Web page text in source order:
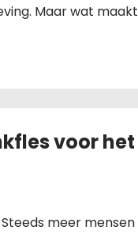
Maar wat maakt
voor het
meer mensen